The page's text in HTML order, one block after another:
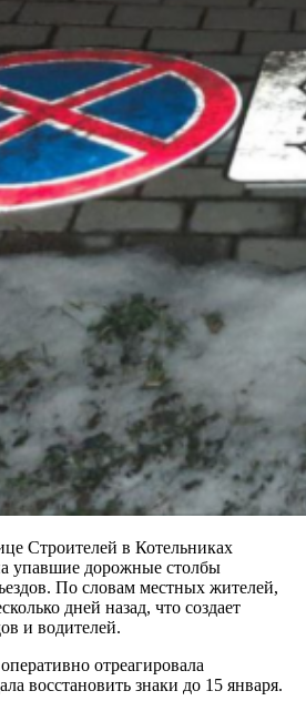
Строителей в Котельниках
упавшие дорожные столбы
По словам местных жителей,
дней назад, что создает
и водителей.
отреагировала
восстановить знаки до 15 января.